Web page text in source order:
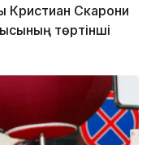
Кристиан Скарони
төртінші